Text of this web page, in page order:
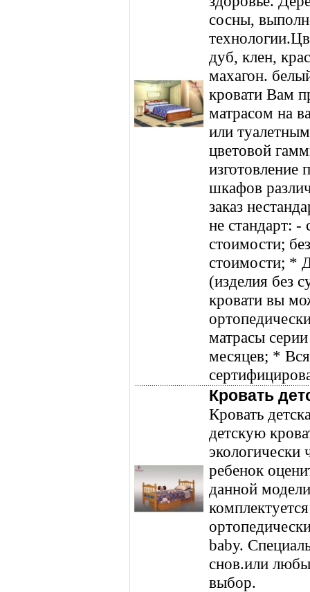
сосны,
дуб, клен,
махагон.
кровати Вам
матрасом на
или
цветовой
изготовление
шкафов
заказ
не стандарт: -
стоимости;
стоимости; *
(изделия без
кровати вы
матрасы
месяцев; *
Кровать
Кровать
детскую
ребенок
данной
baby.
снов.или
выбор.